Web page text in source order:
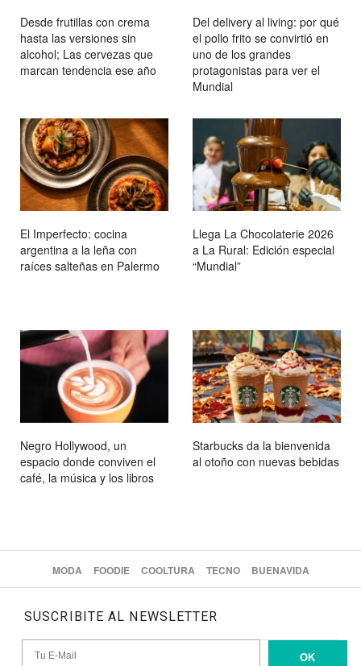
Desde frutillas con crema
hasta las versiones sin
alcohol; Las cervezas que
marcan tendencia ese año
Del delivery al living: por qué
el pollo frito se convirtió en
uno de los grandes
protagonistas para ver el
Mundial
El Imperfecto: cocina
argentina a la leña con
raíces salteñas en Palermo
Llega La Chocolaterie 2026
a La Rural: Edición especial
“Mundial”
Negro Hollywood, un
espacio donde conviven el
café, la música y los libros
Starbucks da la bienvenida
al otoño con nuevas bebidas
MODA FOODIE COOLTURA TECNO BUENAVIDA
SUSCRIBITE AL NEWSLETTER
OK